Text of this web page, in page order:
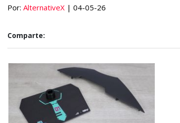
Por: AlternativeX | 04-05-26
Comparte: